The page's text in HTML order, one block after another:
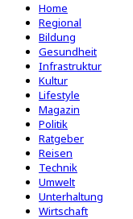
Home
Regional
Bildung
Gesundheit
Infrastruktur
Kultur
Lifestyle
Magazin
Politik
Ratgeber
Reisen
Technik
Umwelt
Unterhaltung
Wirtschaft